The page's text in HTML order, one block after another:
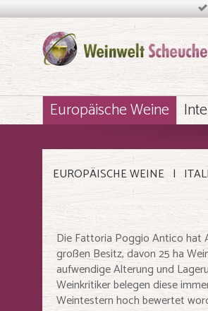
Europäische Weine
EUROPÄISCHE WEINE
Die Fattoria Poggio Antico hat
großen Besitz, davon 25 ha
aufwendige Alterung und
Weinkritiker belegen diese
Weintestern hoch bewertet